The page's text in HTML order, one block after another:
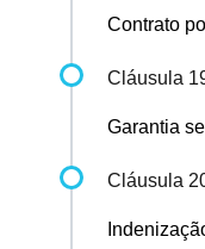
Contrato
Cláusula
Garantia
Cláusula